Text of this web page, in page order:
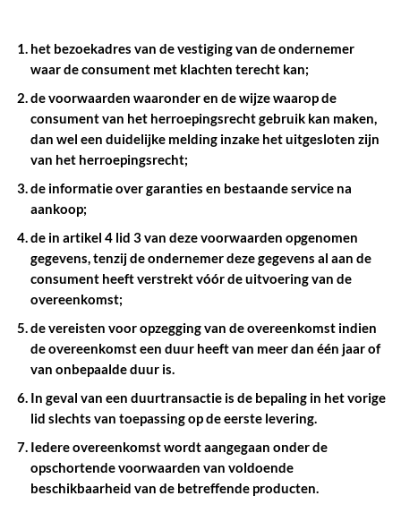
het bezoekadres van de vestiging van de ondernemer
waar de consument met klachten terecht kan;
de voorwaarden waaronder en de wijze waarop de
consument van het herroepingsrecht gebruik kan maken,
dan wel een duidelijke melding inzake het uitgesloten zijn
van het herroepingsrecht;
de informatie over garanties en bestaande service na
aankoop;
de in artikel 4 lid 3 van deze voorwaarden opgenomen
gegevens, tenzij de ondernemer deze gegevens al aan de
consument heeft verstrekt vóór de uitvoering van de
overeenkomst;
de vereisten voor opzegging van de overeenkomst indien
de overeenkomst een duur heeft van meer dan één jaar of
van onbepaalde duur is.
In geval van een duurtransactie is de bepaling in het vorige
lid slechts van toepassing op de eerste levering.
Iedere overeenkomst wordt aangegaan onder de
opschortende voorwaarden van voldoende
beschikbaarheid van de betreffende producten.